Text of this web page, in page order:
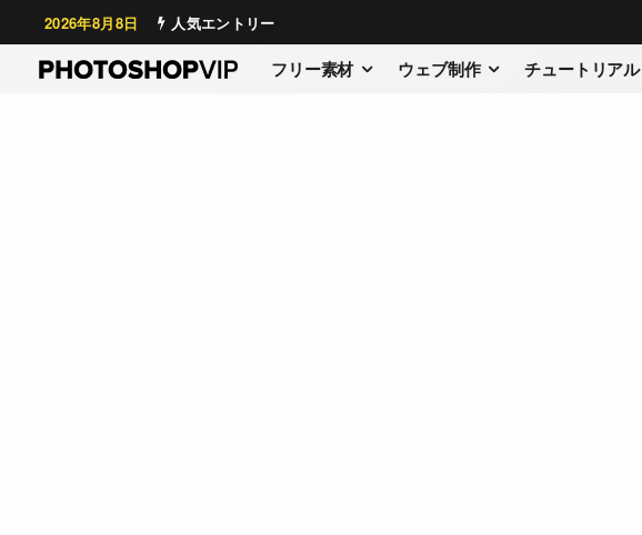
2026年8月8日 人気エントリー
フリー素材 ウェブ制作 チュートリアル